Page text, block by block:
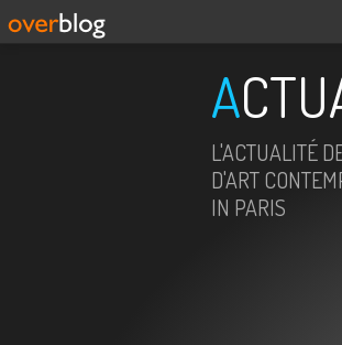
L'ACTUALITÉ
D'ART
IN PARIS